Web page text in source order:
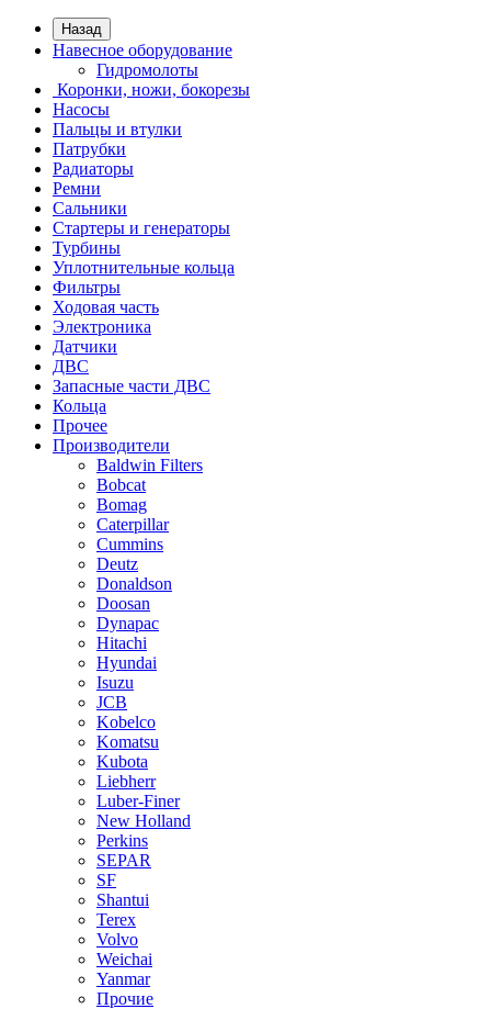
Назад
Навесное оборудование
Гидромолоты
Коронки, ножи, бокорезы
Насосы
Пальцы и втулки
Патрубки
Радиаторы
Ремни
Сальники
Стартеры и генераторы
Турбины
Уплотнительные кольца
Фильтры
Ходовая часть
Электроника
Датчики
ДВС
Запасные части ДВС
Кольца
Прочее
Производители
Baldwin Filters
Bobcat
Bomag
Caterpillar
Cummins
Deutz
Donaldson
Doosan
Dynapac
Hitachi
Hyundai
Isuzu
JCB
Kobelco
Komatsu
Kubota
Liebherr
Luber-Finer
New Holland
Perkins
SEPAR
SF
Shantui
Terex
Volvo
Weichai
Yanmar
Прочие